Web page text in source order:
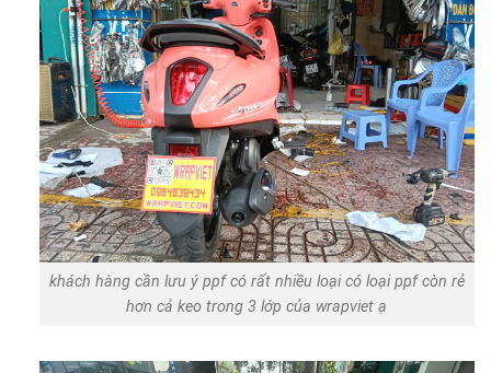
khách hàng cần lưu ý ppf có rất nhiều loại có loại ppf còn rẻ
hơn cả keo trong 3 lớp của wrapviet ạ